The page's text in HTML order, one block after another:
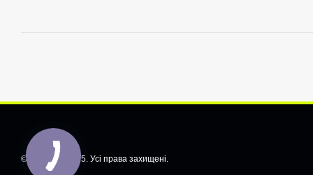
© CarShiftt, 2025. Усі права захищені.